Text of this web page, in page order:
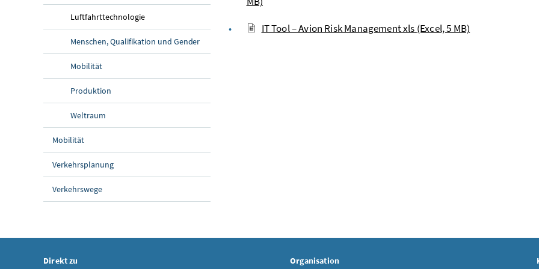
Luftfahrttechnologie
Menschen, Qualifikation und Gender
Mobilität
Produktion
Weltraum
Mobilität
Verkehrsplanung
Verkehrswege
IT Tool – Avion Risk Management xls (Excel, 5 MB)
Direkt zu Organisation